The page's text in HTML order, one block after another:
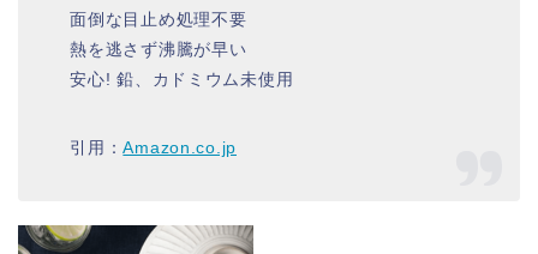
面倒な目止め処理不要
熱を逃さず沸騰が早い
安心! 鉛、カドミウム未使用
引用：Amazon.co.jp